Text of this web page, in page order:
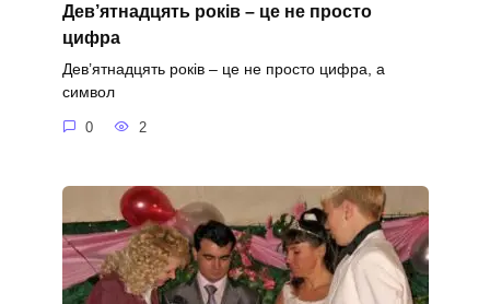
Дев’ятнадцять років – це не просто
цифра
Дев’ятнадцять років – це не просто цифра, а
символ
0 2